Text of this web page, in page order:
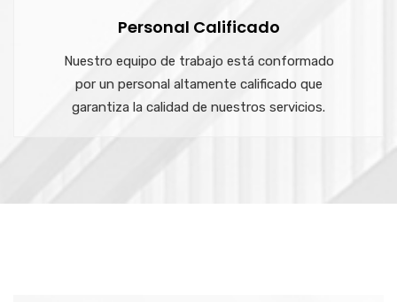
Personal Calificado
Nuestro equipo de trabajo está conformado
por un personal altamente calificado que
garantiza la calidad de nuestros servicios.